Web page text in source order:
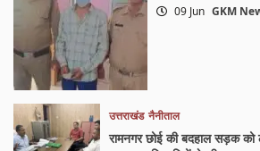
09 Jun GKM
उत्तराखंड नैनीताल
रामनगर छोई की बदहाल सड़क को